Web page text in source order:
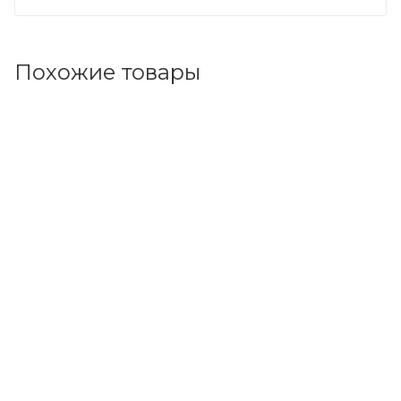
Похожие товары